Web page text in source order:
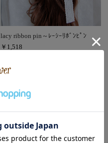
lacy ribbon pin～ﾚｰｼｰﾘﾎﾞﾝﾋﾟﾝ
￥1,518